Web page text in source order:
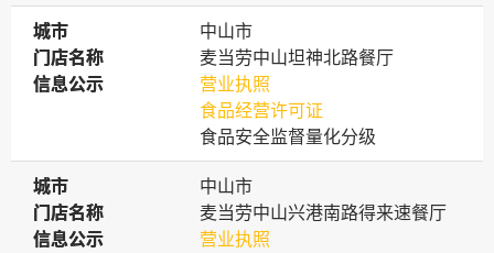
城市
城市
中山市
门店名称
门店名称
麦当劳中山坦神北路餐厅
信息公示
信息公示
营业执照
食品经营许可证
食品安全监督量化分级
城市
城市
中山市
门店名称
门店名称
麦当劳中山兴港南路得来速餐厅
信息公示
信息公示
营业执照